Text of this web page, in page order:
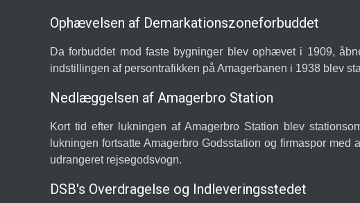
Ophævelsen af Demarkationszoneforbuddet
Da forbuddet mod faste bygninger blev ophævet i 1909,
indstillingen af persontrafikken på Amagerbanen i 1938 blev
Nedlæggelsen af Amagerbro Station
Kort tid efter lukningen af Amagerbro Station blev
lukningen fortsatte Amagerbro Godsstation og firmaspor
udrangeret rejsegodsvogn.
DSB's Overdragelse og Indleveringsstedet